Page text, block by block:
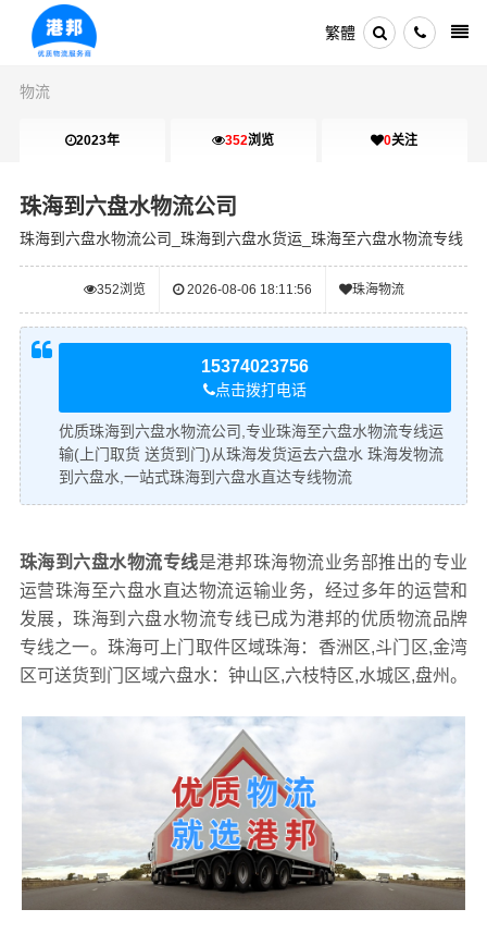
繁體
物流
2023年 352浏览 0关注
珠海到六盘水物流公司
珠海到六盘水物流公司_珠海到六盘水货运_珠海至六盘水物流专线
352浏览 2026-08-06 18:11:56 珠海物流
15374023756
点击拨打电话
优质珠海到六盘水物流公司,专业珠海至六盘水物流专线运
输(上门取货 送货到门)从珠海发货运去六盘水 珠海发物流
到六盘水,一站式珠海到六盘水直达专线物流
珠海到六盘水物流专线是港邦珠海物流业务部推出的专业
运营珠海至六盘水直达物流运输业务，经过多年的运营和
发展，珠海到六盘水物流专线已成为港邦的优质物流品牌
专线之一。珠海可上门取件区域珠海：香洲区,斗门区,金湾
区可送货到门区域六盘水：钟山区,六枝特区,水城区,盘州。